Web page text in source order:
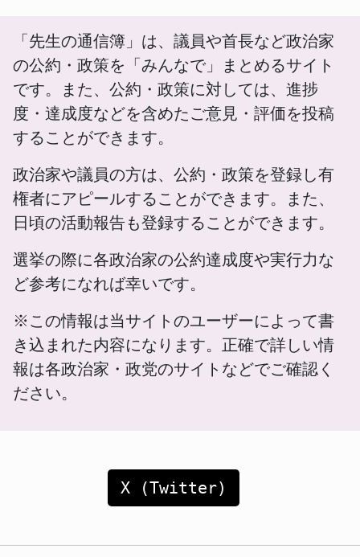
「先生の通信簿」は、議員や首長など政治家
の公約・政策を「みんなで」まとめるサイト
です。また、公約・政策に対しては、進捗
度・達成度などを含めたご意見・評価を投稿
することができます。
政治家や議員の方は、公約・政策を登録し有
権者にアピールすることができます。また、
日頃の活動報告も登録することができます。
選挙の際に各政治家の公約達成度や実行力な
ど参考になれば幸いです。
※この情報は当サイトのユーザーによって書
き込まれた内容になります。正確で詳しい情
報は各政治家・政党のサイトなどでご確認く
ださい。
X (Twitter)